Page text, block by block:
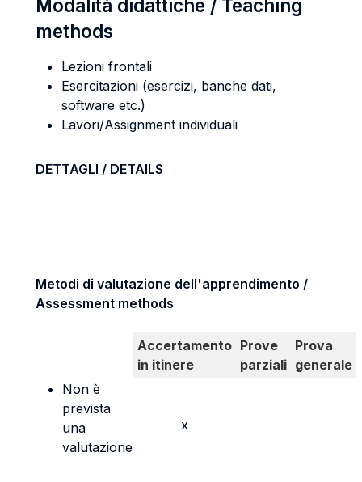
Modalità didattiche / Teaching
methods
Lezioni frontali
Esercitazioni (esercizi, banche dati,
software etc.)
Lavori/Assignment individuali
DETTAGLI / DETAILS
Metodi di valutazione dell'apprendimento /
Assessment methods
Accertamento
in itinere
Prove
parziali
Prova
generale
Non è
prevista
una
valutazione
x